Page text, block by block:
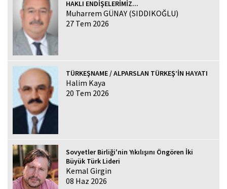
HAKLI ENDİŞELERİMİZ...
Muharrem GÜNAY (SIDDIKOĞLU)
27 Tem 2026
TÜRKEŞNAME / ALPARSLAN TÜRKEŞ’İN HAYATI
Halim Kaya
20 Tem 2026
Sovyetler Birliği'nin Yıkılışını Öngören İki
Büyük Türk Lideri
Kemal Girgin
08 Haz 2026